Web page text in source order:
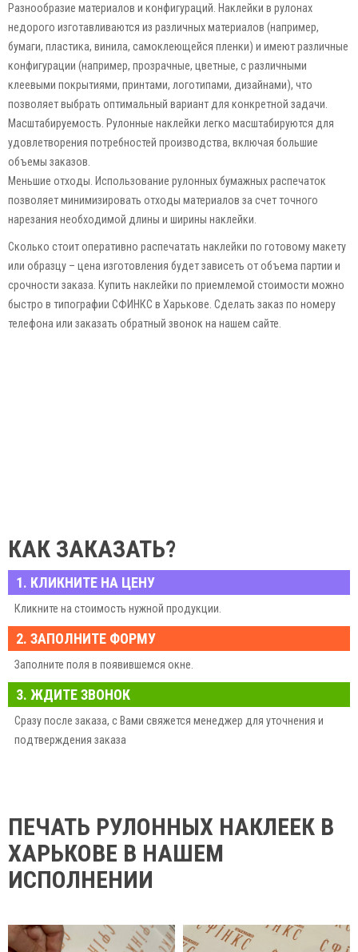
Разнообразие материалов и конфигураций. Наклейки в рулонах
недорого изготавливаются из различных материалов (например,
бумаги, пластика, винила, самоклеющейся пленки) и имеют различные
конфигурации (например, прозрачные, цветные, с различными
клеевыми покрытиями, принтами, логотипами, дизайнами), что
позволяет выбрать оптимальный вариант для конкретной задачи.
Масштабируемость. Рулонные наклейки легко масштабируются для
удовлетворения потребностей производства, включая большие
объемы заказов.
Меньшие отходы. Использование рулонных бумажных распечаток
позволяет минимизировать отходы материалов за счет точного
нарезания необходимой длины и ширины наклейки.
Сколько стоит оперативно распечатать наклейки по готовому макету
или образцу – цена изготовления будет зависеть от объема партии и
срочности заказа. Купить наклейки по приемлемой стоимости можно
быстро в типографии СФИНКС в Харькове. Сделать заказ по номеру
телефона или заказать обратный звонок на нашем сайте.
КАК ЗАКАЗАТЬ?
1. КЛИКНИТЕ НА ЦЕНУ
Кликните на стоимость нужной продукции.
2. ЗАПОЛНИТЕ ФОРМУ
Заполните поля в появившемся окне.
3. ЖДИТЕ ЗВОНОК
Сразу после заказа, с Вами свяжется менеджер для уточнения и
подтверждения заказа
ПЕЧАТЬ РУЛОННЫХ НАКЛЕЕК В
ХАРЬКОВЕ В НАШЕМ
ИСПОЛНЕНИИ